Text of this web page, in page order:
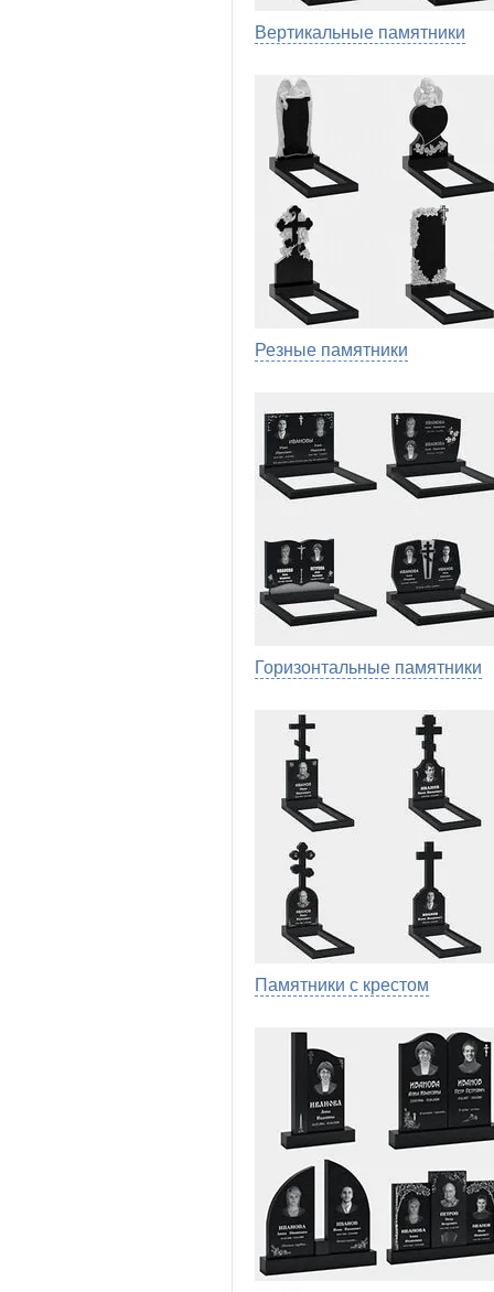
Вертикальные памятники
Резные памятники
Горизонтальные памятники
Памятники с крестом